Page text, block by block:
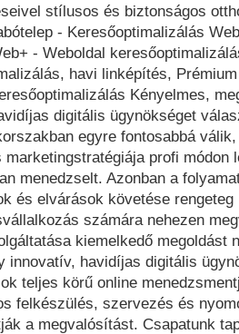
stílusos és biztonságos
- Keresőoptimalizálás
- Weboldal
havi linképítés,
Kényelmes,
digitális ügynökséget
egyre fontosabbá
marketingstratégiája profi módon
menedzselt. Azonban a
és elvárások követése
számára nehezen
kiemelkedő megoldást
innovatív, havidíjas digitális
teljes körű online
felkészülés, szervezés és
a megvalósítást. Csapatunk